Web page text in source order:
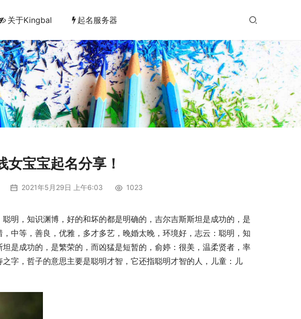
关于Kingbal 起名服务器
女宝宝起名分享！
2021年5月29日 上午6:03 1023
明，知识渊博，好的和坏的都是明确的，吉尔吉斯斯坦是成功的，是
中等，善良，优雅，多才多艺，晚婚太晚，环境好，志云：聪明，知
是成功的，是繁荣的，而凶猛是短暂的，俞婷：很美，温柔贤者，率
字，哲子的意思主要是聪明才智，它还指聪明才智的人，儿童：儿